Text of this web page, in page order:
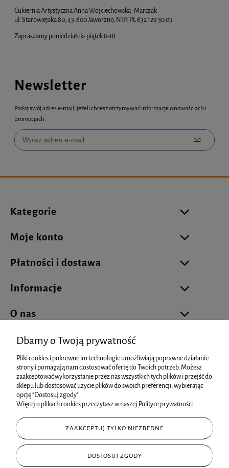
Cukiernia Artystyczna Anna Wojciechowska- Marczak
ul. Starowiejska 80, 43-600 Jaworzno, NIP: PL 632 129 30 03
Zapraszamy poniedziałek- piątek 8-18
Newsletter
Podaj swój adres e-mail, jeżeli chcesz otrzymywać informacje o nowościach i
promocjach.
Kategorie
Moje konto
Płatności i dostawa
Informacje
O nas
biuro@cukierniareklamowa.pl
info@cukierniareklamowa.pl
+48 602 15 25 99
ul. Starowiejska 80, 43-600 Jaworzno
Dbamy o Twoją prywatność
Pliki cookies i pokrewne im technologie umożliwiają poprawne działanie
strony i pomagają nam dostosować ofertę do Twoich potrzeb. Możesz
zaakceptować wykorzystanie przez nas wszystkich tych plików i przejść do
sklepu lub dostosować użycie plików do swoich preferencji, wybierając
opcję "Dostosuj zgody".
Więcej o plikach cookies przeczytasz w naszej Polityce prywatności.
ZAAKCEPTUJ TYLKO NIEZBĘDNE
DOSTOSUJ ZGODY